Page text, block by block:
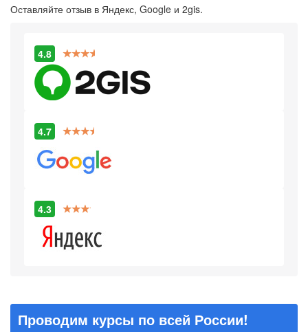
Оставляйте отзыв в Яндекс, Google и 2gis.
4.8
4.7
4.3
Проводим курсы по всей России!